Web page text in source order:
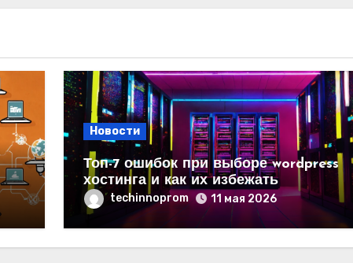
Новости
Топ-7 ошибок при выборе wordpress
хостинга и как их избежать
techinnoprom 11 мая 2026